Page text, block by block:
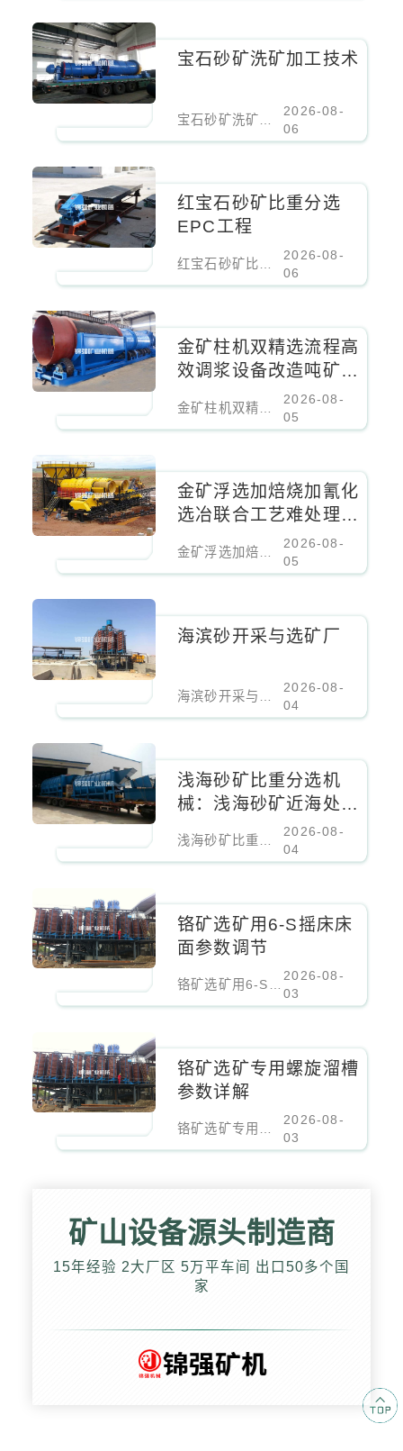
宝石砂矿洗矿加工技术
2026-08-
06
红宝石砂矿比重分选
EPC工程
2026-08-
06
金矿柱机双精选流程高
效调浆设备改造吨矿成
本降低百分之二十
2026-08-
05
金矿浮选加焙烧加氰化
选冶联合工艺难处理金
2026-08-
05
海滨砂开采与选矿厂
海滨砂开采与选矿厂
2026-08-
04
浅海砂矿比重分选机
械：浅海砂矿近海处理
浅海砂矿比重分选机械：浅海砂矿近海处理设备
2026-08-
04
铬矿选矿用6-S摇床床
面参数调节
铬矿选矿用6-S摇床床面参数调节
2026-08-
03
铬矿选矿专用螺旋溜槽
参数详解
铬矿选矿专用螺旋溜槽参数详解
2026-08-
03
矿山设备源头制造商
15年经验 2大厂区 5万平车间 出口50多个国
家